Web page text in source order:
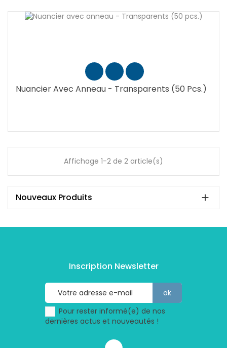
Nuancier Avec Anneau - Transparents (50 Pcs.)
Affichage 1-2 de 2 article(s)
Nouveaux Produits 
Inscription Newsletter
Pour rester informé(e) de nos
dernières actus et nouveautés !